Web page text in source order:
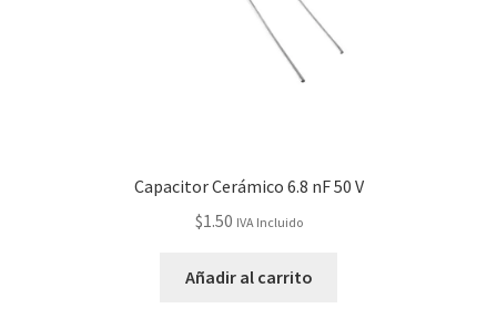
Capacitor Cerámico 6.8 nF 50 V
$1.50 IVA Incluido
Añadir al carrito